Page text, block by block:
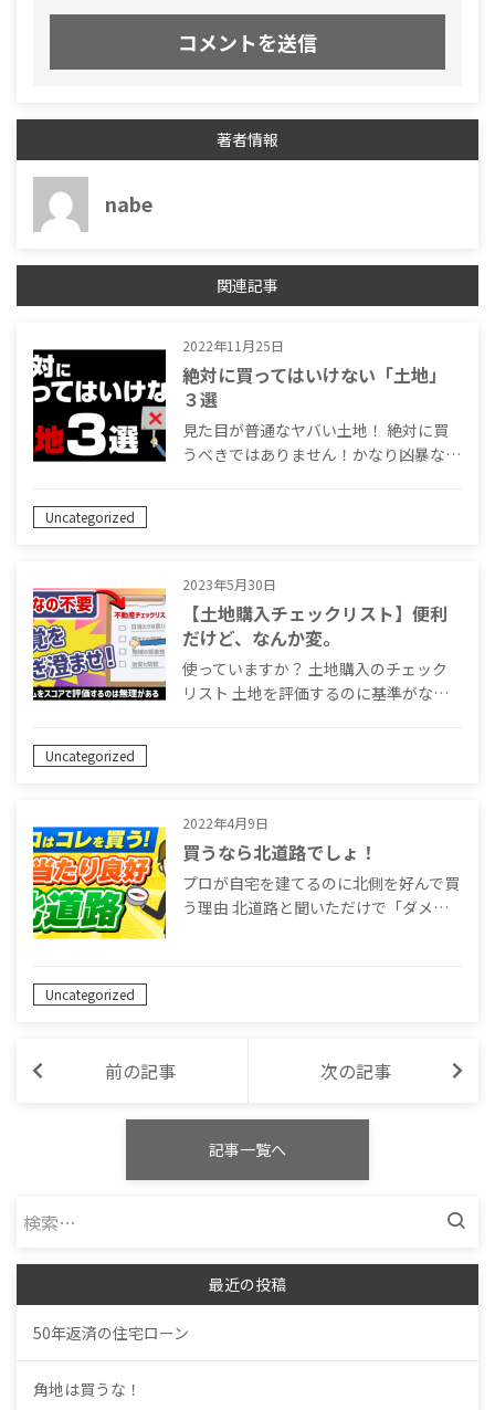
著者情報
nabe
関連記事
2022年11月25日
絶対に買ってはいけない「土地」
３選
見た目が普通なヤバい土地！ 絶対に買
うべきではありません！かなり凶暴な…
Uncategorized
2023年5月30日
【土地購入チェックリスト】便利
だけど、なんか変。
使っていますか？ 土地購入のチェック
リスト 土地を評価するのに基準がな…
Uncategorized
2022年4月9日
買うなら北道路でしょ！
プロが自宅を建てるのに北側を好んで買
う理由 北道路と聞いただけで「ダメ…
Uncategorized
前の記事 次の記事
記事一覧へ
索:
最近の投稿
50年返済の住宅ローン
角地は買うな！